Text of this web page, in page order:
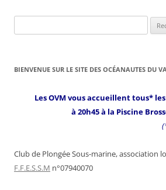
BIENVENUE SUR LE SITE DES OCÉANAUTES DU
Les OVM vous accueillent tous*
à 20h45 à la Piscine
Club de Plongée Sous-marine, association
F.F.E.S.S.M n°07940070